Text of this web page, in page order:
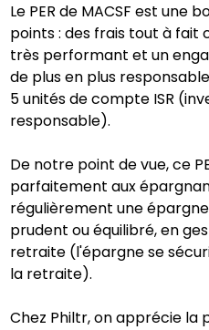
Le PER de MACSF est une
points : des frais tout à fait
très performant et un
de plus en plus
5 unités de compte ISR
responsable).
De notre point de vue, ce
parfaitement aux
régulièrement une
prudent ou équilibré, en
retraite (l'épargne se
la retraite).
Chez Philtr, on apprécie la